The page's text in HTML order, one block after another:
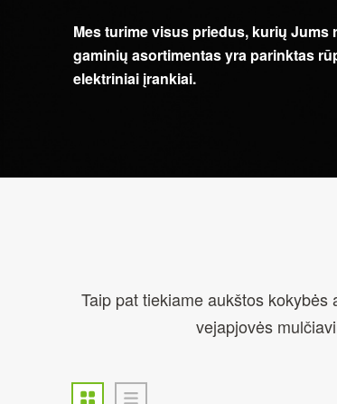
Mes turime visus priedus, kurių Jums
gaminių asortimentas yra parinktas
elektriniai įrankiai.
Taip pat tiekiame aukštos
vejapjovės